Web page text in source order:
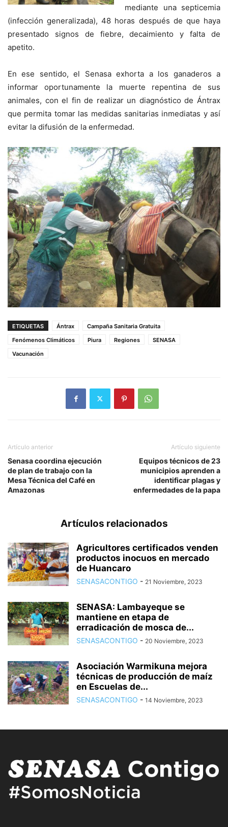
mediante una septicemia
(infección generalizada), 48 horas después de que haya
presentado signos de fiebre, decaimiento y falta de
apetito.
En ese sentido, el Senasa exhorta a los ganaderos a
informar oportunamente la muerte repentina de sus
animales, con el fin de realizar un diagnóstico de Ántrax
que permita tomar las medidas sanitarias inmediatas y así
evitar la difusión de la enfermedad.
ETIQUETAS Ántrax
Campaña Sanitaria Gratuita
Fenómenos Climáticos
Piura Regiones
SENASA
Vacunación
Artículo anterior
Senasa coordina ejecución
de plan de trabajo con la
Mesa Técnica del Café en
Amazonas
Artículo siguiente
Equipos técnicos de 23
municipios aprenden a
identificar plagas y
enfermedades de la papa
Artículos relacionados
Agricultores certificados venden
productos inocuos en mercado
de Huancaro
SENASACONTIGO - 21 Noviembre, 2023
SENASA: Lambayeque se
mantiene en etapa de
erradicación de mosca de...
SENASACONTIGO - 20 Noviembre, 2023
Asociación Warmikuna mejora
técnicas de producción de maíz
en Escuelas de...
SENASACONTIGO - 14 Noviembre, 2023